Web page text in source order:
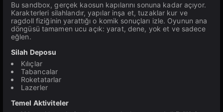
Bu sandbox, gerçek kaosun kapılarını sonuna kadar açıyor.
Karakterleri silahlandır, yapılar inşa et, tuzaklar kur ve
ragdoll fiziğinin yarattığı o komik sonuçları izle. Oyunun ana
döngüsü tamamen ucu açık: yarat, dene, yok et ve sadece
eğlen.
Silah Deposu
Kılıçlar
Tabancalar
Roketatarlar
Lazerler
Temel Aktiviteler